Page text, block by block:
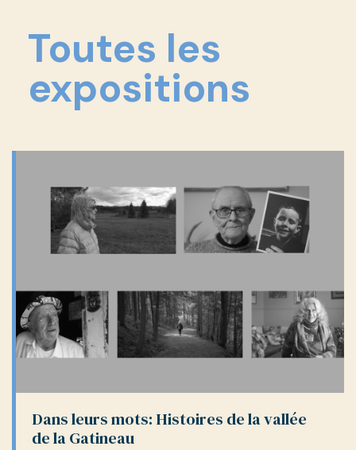
Toutes les
expositions
Dans leurs mots: Histoires de la vallée
de la Gatineau